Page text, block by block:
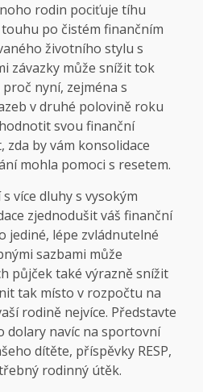
rodin pociťuje tíhu
po čistém finančním
životního stylu s
závazky může snížit tok
nyní, zejména s
v druhé polovině roku
svou finanční
by vám konsolidace
mohla pomoci s resetem.
více dluhy s vysokým
zjednodušit váš finanční
jediné, lépe zvládnutelné
sazbami může
půjček také výrazně snížit
tak místo v rozpočtu na
rodině nejvíce. Představte
dolary navíc na sportovní
dítěte, příspěvky RESP,
rodinný útěk.